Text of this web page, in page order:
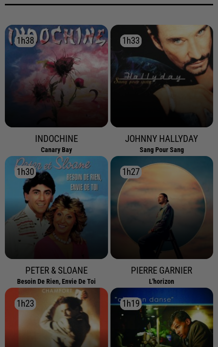
1h38
1h38
INDOCHINE
Canary Bay
1h33
1h33
JOHNNY HALLYDAY
Sang Pour Sang
1h30
1h30
PETER & SLOANE
Besoin De Rien, Envie De Toi
1h27
1h27
PIERRE GARNIER
L'horizon
1h23
1h23 1h19
1h19